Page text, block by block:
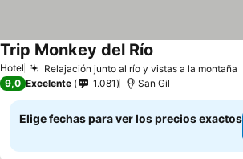
Hotel Relajación junto al río y vistas a la montaña
Trip Monkey del Río
9,0 Excelente 1.081 San Gil
Elige fechas para ver los precios exactos